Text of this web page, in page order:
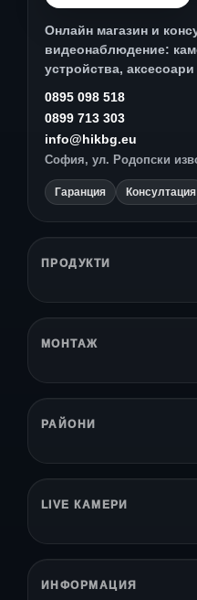
Онлайн магазин и
видеонаблюдение:
устройства,
0895 098 518
0899 713 303
info@hikbg.eu
София, ул. Родопски
Гаранция Консултация
ПРОДУКТИ
МОНТАЖ
РАЙОНИ
LIVE КАМЕРИ
ИНФОРМАЦИЯ